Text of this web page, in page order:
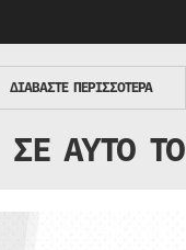
ΔΙΑΒΑΣΤΕ ΠΕΡΙΣΣΟΤΕΡΑ
ΣΕ ΑΥΤΟ